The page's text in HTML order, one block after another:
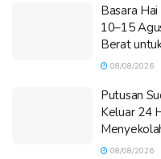
Basara
10–15
Berat
08/08/2026
Putusan
Keluar 24
08/08/2026